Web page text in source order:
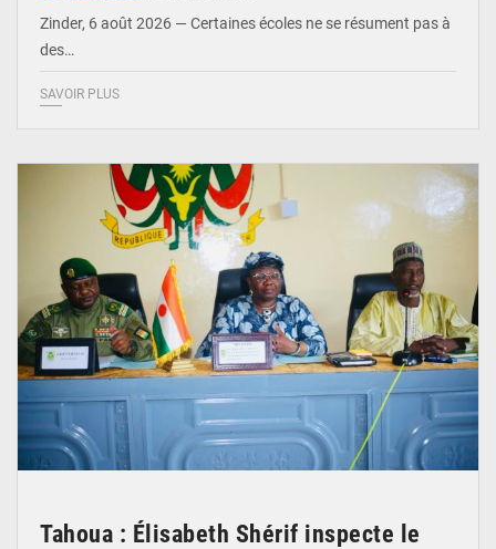
Zinder, 6 août 2026 — Certaines écoles ne se résument pas à
des…
SAVOIR PLUS
Tahoua : Élisabeth Shérif inspecte le